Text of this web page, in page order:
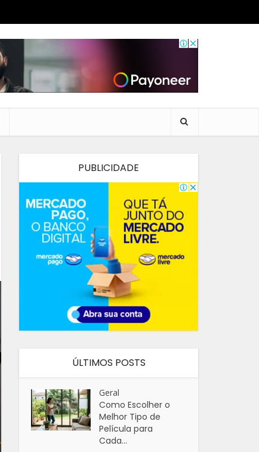
PUBLICIDADE
ÚLTIMOS POSTS
Geral
Como Escolher o
Melhor Tipo de
Película para
Cada...